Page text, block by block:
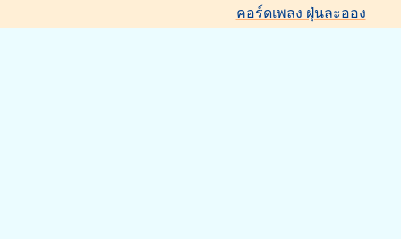
คอร์ดเพลง ฝุ่นละออง